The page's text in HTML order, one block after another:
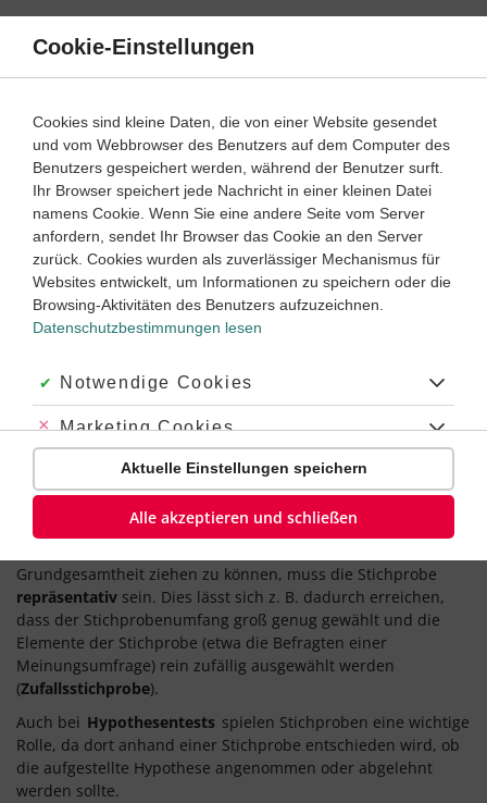
Direkt
Inhalt
Mathematik 5. Klasse ‐ Abitur
Stichprobe
In derbeschreibenden Statistikist eine Stichprobeeine
Teilmenge der untersuchtenGrundgesamtheit. Da man z. B.
vor einer Bundestagswahl nicht alle Wahlberechtigten nach
ihren Ansichten befragen kann, wählt man eine Stichprobe
Ausprägungen von statistischen Merkmalen
„bevorzugte Partei“ oder „wichtigstes politisches Thema"
ermittelt werden. Man kann die Anzahl der Ausprägungen
eines bestimmten Merkmals entweder alsabsoluteoder als
relative Häufigkeitangeben. Die Gesamtzahl der Elemente
einer Stichprobe nennt man ihrenUmfang, im obigen
Beispiel hätte die Stichprobe den Umfangn= 2000.
Grundgesamtheit ziehen zu können, muss die Stichprobe
repräsentativ sein. Dies lässt sich z. B. dadurch erreichen,
dass der Stichprobenumfang groß genug gewählt und die
Elemente der Stichprobe (etwa die Befragten einer
Meinungsumfrage) rein zufällig ausgewählt werden
(Zufallsstichprobe).
Auch bei Hypothesentests spielen Stichproben eine wichtige
Rolle, da dort anhand einer Stichprobe entschieden wird, ob
die aufgestellte Hypothese angenommen oder abgelehnt
werden sollte.
Cookie-Einstellungen
Cookies sind kleine Daten, die von einer Website gesendet
und vom Webbrowser des Benutzers auf dem Computer des
Benutzers gespeichert werden, während der Benutzer surft.
Ihr Browser speichert jede Nachricht in einer kleinen Datei
namens Cookie. Wenn Sie eine andere Seite vom Server
anfordern, sendet Ihr Browser das Cookie an den Server
zurück. Cookies wurden als zuverlässiger Mechanismus für
Websites entwickelt, um Informationen zu speichern oder die
Browsing-Aktivitäten des Benutzers aufzuzeichnen.
Datenschutzbestimmungen lesen
Akzeptiert:
Notwendige Cookies
Abgelehnt:
Marketing Cookies
Abgelehnt:
Personalisierungs-Cookies
Aktuelle Einstellungen speichern
Alle akzeptieren und schließen